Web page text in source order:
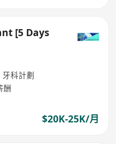
[5 Days
科計劃
酬
$20K-25K/月